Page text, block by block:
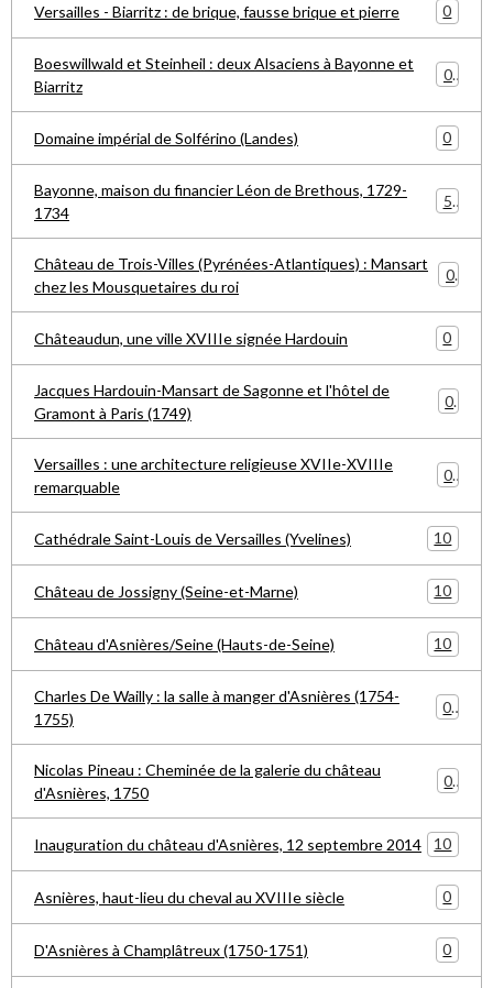
Versailles - Biarritz : de brique, fausse brique et pierre 0
Boeswillwald et Steinheil : deux Alsaciens à Bayonne et
Biarritz
0
Domaine impérial de Solférino (Landes) 0
Bayonne, maison du financier Léon de Brethous, 1729-
1734
5
Château de Trois-Villes (Pyrénées-Atlantiques) : Mansart
chez les Mousquetaires du roi
0
Châteaudun, une ville XVIIIe signée Hardouin 0
Jacques Hardouin-Mansart de Sagonne et l'hôtel de
Gramont à Paris (1749)
0
Versailles : une architecture religieuse XVIIe-XVIIIe
remarquable
0
Cathédrale Saint-Louis de Versailles (Yvelines) 10
Château de Jossigny (Seine-et-Marne) 10
Château d'Asnières/Seine (Hauts-de-Seine) 10
Charles De Wailly : la salle à manger d'Asnières (1754-
1755)
0
Nicolas Pineau : Cheminée de la galerie du château
d'Asnières, 1750
0
Inauguration du château d'Asnières, 12 septembre 2014 10
Asnières, haut-lieu du cheval au XVIIIe siècle 0
D'Asnières à Champlâtreux (1750-1751) 0